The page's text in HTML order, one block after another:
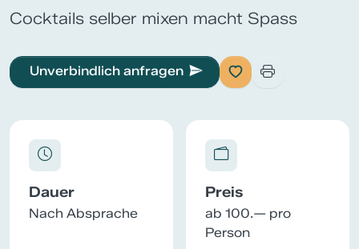
Cocktails selber mixen macht Spass
Unverbindlich anfragen
Dauer
Nach Absprache
Preis
ab 100.— pro
Person